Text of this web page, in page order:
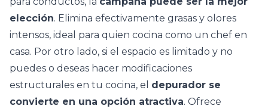
elección. Elimina efectivamente grasas y olores
intensos, ideal para quien cocina como un chef en
casa. Por otro lado, si el espacio es limitado y no
puedes o deseas hacer modificaciones
estructurales en tu cocina, el depurador se
convierte en una opción atractiva. Ofrece